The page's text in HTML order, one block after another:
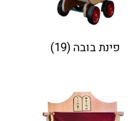
פינת בובה(19)